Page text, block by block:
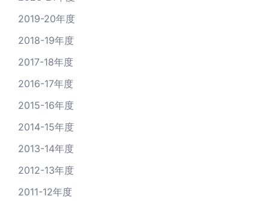
2019-20年度
2018-19年度
2017-18年度
2016-17年度
2015-16年度
2014-15年度
2013-14年度
2012-13年度
2011-12年度